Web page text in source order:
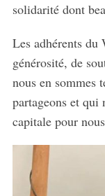
solidarité dont
Les adhérents
générosité, de
nous en sommes
partageons et qui
capitale pour